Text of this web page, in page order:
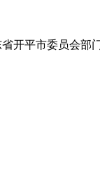
开平市委员会部